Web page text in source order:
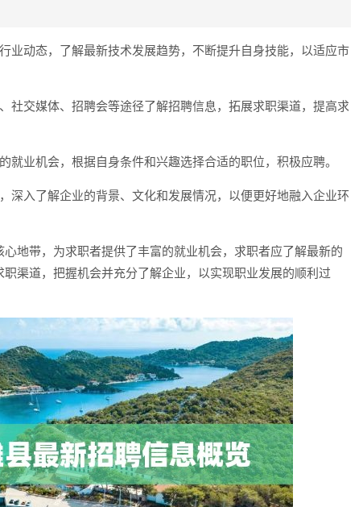
业动态，了解最新技术发展趋势，不断提升自身技能，以适应市
社交媒体、招聘会等途径了解招聘信息，拓展求职渠道，提高求
就业机会，根据自身条件和兴趣选择合适的职位，积极应聘。
深入了解企业的背景、文化和发展情况，以便更好地融入企业环
地带，为求职者提供了丰富的就业机会，求职者应了解最新的
渠道，把握机会并充分了解企业，以实现职业发展的顺利过